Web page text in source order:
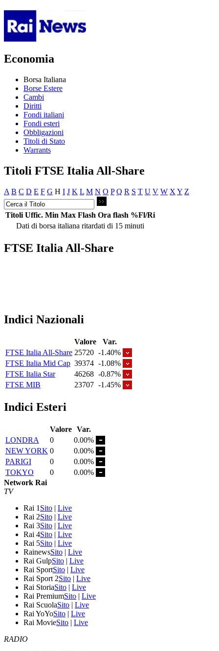
Economia
Borsa Italiana
Borse Estere
Cambi
Diritti
Fondi italiani
Fondi esteri
Obbligazioni
Titoli di Stato
Warrants
Titoli FTSE Italia All-Share
A B C D E F G H I J K L M N O P Q R S T U V W X Y Z
Titoli Uffic. Min Max Flash Ora flash %Fl/Ri
Dati di borsa italiana ritardati di 15 minuti
FTSE Italia All-Share
Indici Nazionali
Valore
Var.
FTSE Italia All-Share 25720 -1.40%
FTSE Italia Mid Cap 39374 -1.08%
FTSE Italia Star
46268 -0.87%
FTSE MIB
23707 -1.45%
Indici Esteri
Valore Var.
LONDRA
0
0.00%
NEW YORK 0
0.00%
PARIGI
0
0.00%
TOKYO
0
0.00%
Network Rai
TV
Rai 1 Sito | Live
Rai 2Sito | Live
Rai 3Sito | Live
Rai 4Sito | Live
Rai 5Sito | Live
RainewsSito | Live
Rai GulpSito | Live
Rai SportSito | Live
Rai Sport 2Sito | Live
Rai StoriaSito | Live
Rai PremiumSito | Live
Rai ScuolaSito | Live
Rai YoYoSito | Live
Rai MovieSito | Live
RADIO